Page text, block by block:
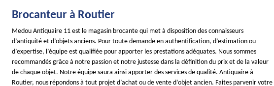
Brocanteur à Routier
Medou Antiquaire 11 est le magasin brocante qui met à disposition des connaisseurs
d’antiquité et d’objets anciens. Pour toute demande en authentification, d’estimation ou
d’expertise, l’équipe est qualifiée pour apporter les prestations adéquates. Nous sommes
recommandés grâce à notre passion et notre justesse dans la définition du prix et de la valeur
de chaque objet. Notre équipe saura ainsi apporter des services de qualité. Antiquaire à
Routier, nous répondons à tout projet d’achat ou de vente d’objet ancien. Faites parvenir votre